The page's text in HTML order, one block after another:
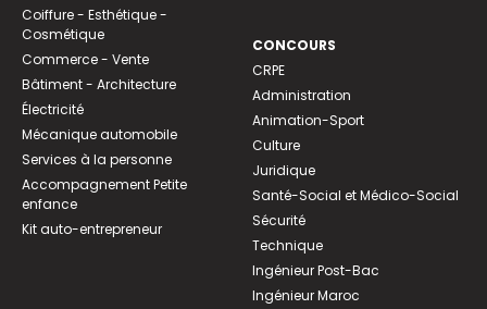
Coiffure - Esthétique -
Cosmétique
Commerce - Vente
Bâtiment - Architecture
Électricité
Mécanique automobile
Services à la personne
Accompagnement Petite
enfance
Kit auto-entrepreneur
CONCOURS
CRPE
Administration
Animation-Sport
Culture
Juridique
Santé-Social et Médico-Social
Sécurité
Technique
Ingénieur Post-Bac
Ingénieur Maroc